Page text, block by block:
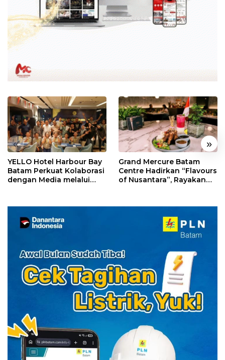
« »
YELLO Hotel Harbour Bay
Batam Perkuat Kolaborasi
dengan Media melalui
Grand Mercure Batam
Centre Hadirkan “Flavours
of Nusantara”, Rayakan